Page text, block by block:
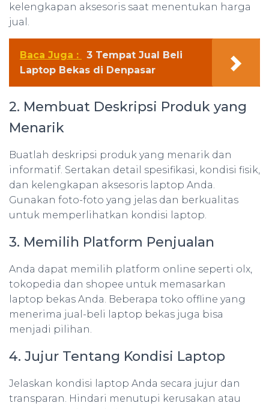
kelengkapan aksesoris saat menentukan harga
jual.
Baca Juga :
3 Tempat Jual Beli
Laptop Bekas di Denpasar
2. Membuat Deskripsi Produk yang
Menarik
Buatlah deskripsi produk yang menarik dan
informatif. Sertakan detail spesifikasi, kondisi fisik,
dan kelengkapan aksesoris laptop Anda.
Gunakan foto-foto yang jelas dan berkualitas
untuk memperlihatkan kondisi laptop.
3. Memilih Platform Penjualan
Anda dapat memilih platform online seperti olx,
tokopedia dan shopee untuk memasarkan
laptop bekas Anda. Beberapa toko offline yang
menerima jual-beli laptop bekas juga bisa
menjadi pilihan.
4. Jujur Tentang Kondisi Laptop
Jelaskan kondisi laptop Anda secara jujur dan
transparan. Hindari menutupi kerusakan atau